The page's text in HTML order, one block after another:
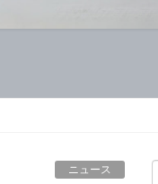
ニュース